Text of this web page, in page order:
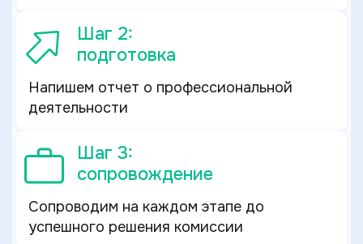
Шаг 2:
подготовка
Напишем отчет о профессиональной
деятельности
Шаг 3:
сопровождение
Сопроводим на каждом этапе до
успешного решения комиссии